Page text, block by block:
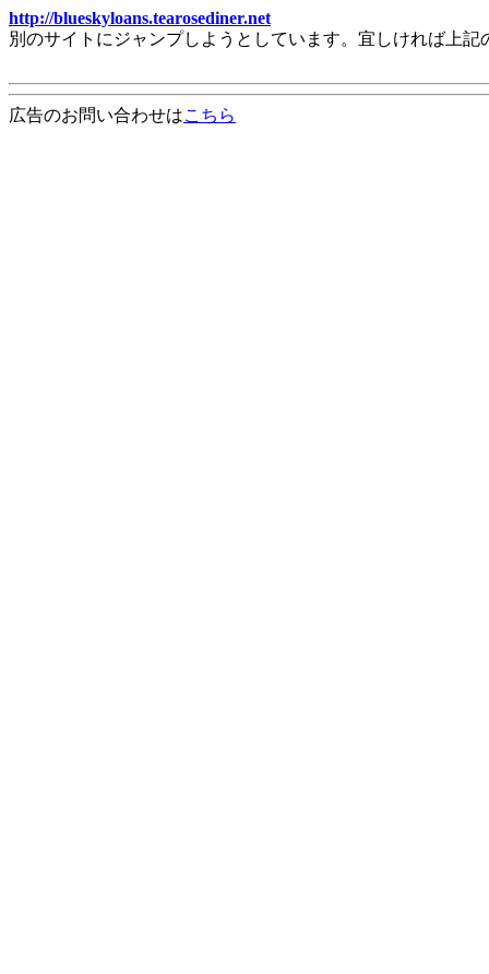
http://blueskyloans.tearosediner.net
別のサイトにジャンプしようとしています。宜しければ上
広告のお問い合わせはこちら